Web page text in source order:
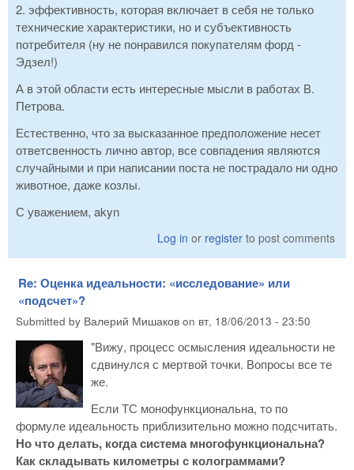
2. эффективность, которая включает в себя не только
технические характеристики, но и субъективность
потребителя (ну не понравился покупателям форд -
Эдзел!)
А в этой области есть интересные мысли в работах В.
Петрова.
Естественно, что за высказанное предположение несет
ответсвенность лично автор, все совпадения являются
случайными и при написании поста не пострадало ни одно
животное, даже козлы.
С уважением, akyn
Log in or register to post comments
Re: Оценка идеальности: «исследование» или
«подсчет»?
Submitted by Валерий Мишаков on вт, 18/06/2013 - 23:50
"Вижу, процесс осмысления идеальности не
сдвинулся с мертвой точки. Вопросы все те
же.
Если ТС монофункциональна, то по
формуле идеальность приблизительно можно подсчитать.
Но что делать, когда система многофункциональна?
Как складывать километры с колограммами?